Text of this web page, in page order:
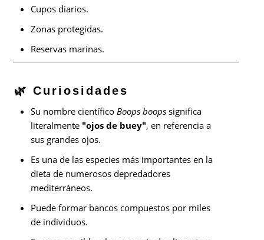
Cupos diarios.
Zonas protegidas.
Reservas marinas.
🌿 Curiosidades
Su nombre científico Boops boops significa
literalmente "ojos de buey", en referencia a
sus grandes ojos.
Es una de las especies más importantes en la
dieta de numerosos depredadores
mediterráneos.
Puede formar bancos compuestos por miles
de individuos.